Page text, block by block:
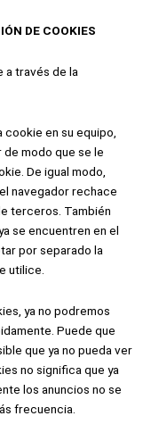
DE COOKIES
a través de la
en su equipo,
modo que se le
De igual modo,
navegador rechace
terceros. También
se encuentren en el
por separado la
utilice.
ya no podremos
Puede que
que ya no pueda ver
no significa que ya
los anuncios no se
frecuencia.